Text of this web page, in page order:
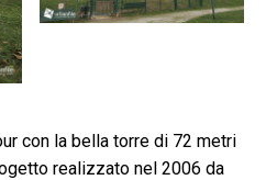
con la bella torre di 72 metri
realizzato nel 2006 da